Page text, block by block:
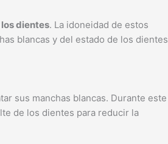
dientes. La idoneidad de estos
blancas y del estado de los dientes
sus manchas blancas. Durante este
de los dientes para reducir la